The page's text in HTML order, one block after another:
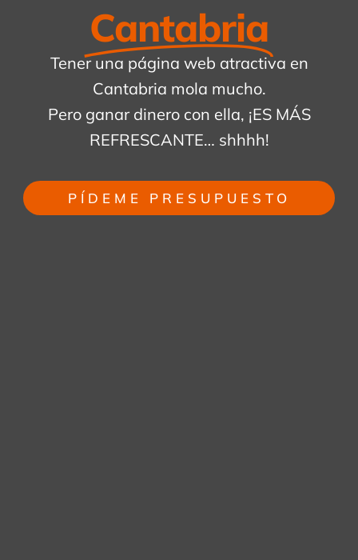
Cantabria
Tener una página web atractiva en
Cantabria mola mucho.
Pero ganar dinero con ella, ¡ES MÁS
REFRESCANTE… shhhh!
PÍDEME PRESUPUESTO